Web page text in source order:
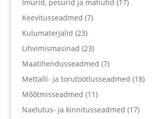
Imurid, pesurid ja mahutid (17)
Keevitusseadmed (7)
Kulumaterjalid (23)
Lihvimismasinad (23)
Maatihendusseadmed (7)
Mettalli- ja torutöötlusseadmed (18)
Mõõtmisseadmed (11)
Naelutus- ja kinnitusseadmed (17)